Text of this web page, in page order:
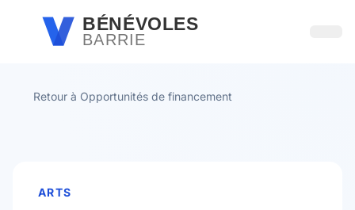
Passer au contenu principal
BÉNÉVOLES
BARRIE
Retour à Opportunités de financement
ARTS